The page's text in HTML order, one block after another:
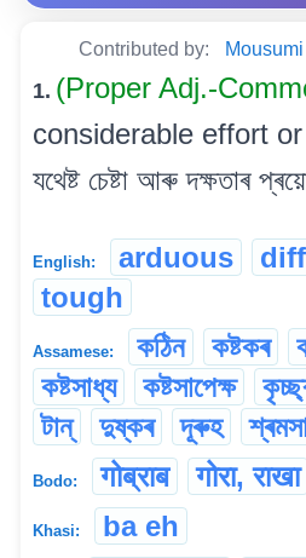
Contributed by:
1. (Proper Adj.-
considerable effort or
যথেষ্ট চেষ্টা আৰু দক্ষতাৰ
English: arduous
tough
Assamese: কঠিন কষ্টকৰ
কষ্টসাধ্য
কষ্টসাপেক্ষ
টান্
দুষ্কৰ দূৰুহ
Bodo: गोब्राब गोरा, राखा
Khasi: ba eh